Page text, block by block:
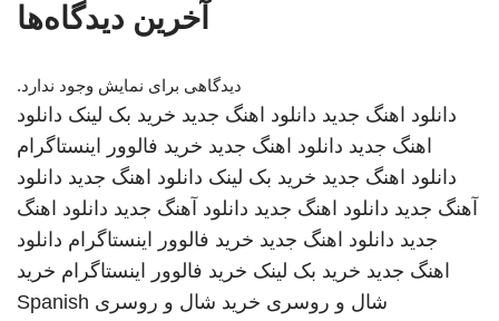
آخرین دیدگاه‌ها
دیدگاهی برای نمایش وجود ندارد.
دانلود اهنگ جدید دانلود اهنگ جدید خرید بک لینک دانلود
اهنگ جدید دانلود اهنگ جدید خرید فالوور اینستاگرام
دانلود اهنگ جدید خرید بک لینک دانلود اهنگ جدید دانلود
آهنگ جدید دانلود اهنگ جدید دانلود آهنگ جدید دانلود اهنگ
جدید دانلود اهنگ جدید خرید فالوور اینستاگرام دانلود
اهنگ جدید خرید بک لینک خرید فالوور اینستاگرام خرید
شال و روسری خرید شال و روسری Spanish